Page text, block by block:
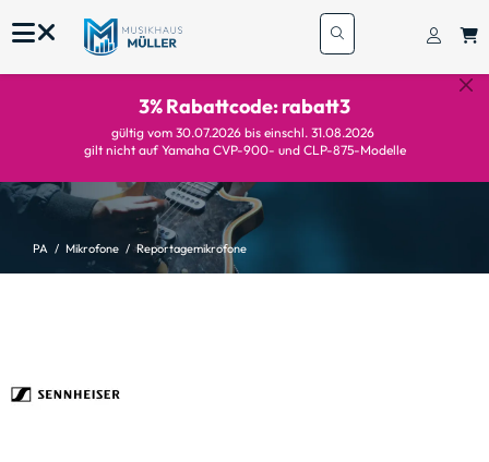
3% Rabattcode: rabatt3
gültig vom 30.07.2026 bis einschl. 31.08.2026
gilt nicht auf Yamaha CVP-900- und CLP-875-Modelle
PA Mikrofone Reportagemikrofone